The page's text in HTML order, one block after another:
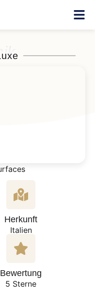
Herkunft
Italien
Bewertung
5 Sterne